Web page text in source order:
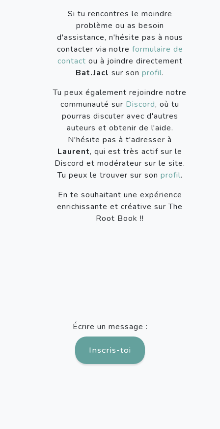
Si tu rencontres le moindre
problème ou as besoin
d'assistance, n'hésite pas à nous
contacter via notre formulaire de
contact ou à joindre directement
Bat.Jacl sur son profil.
Tu peux également rejoindre notre
communauté sur Discord, où tu
pourras discuter avec d'autres
auteurs et obtenir de l'aide.
N'hésite pas à t'adresser à
Laurent, qui est très actif sur le
Discord et modérateur sur le site.
Tu peux le trouver sur son profil.
En te souhaitant une expérience
enrichissante et créative sur The
Root Book !!
Écrire un message :
Inscris-toi